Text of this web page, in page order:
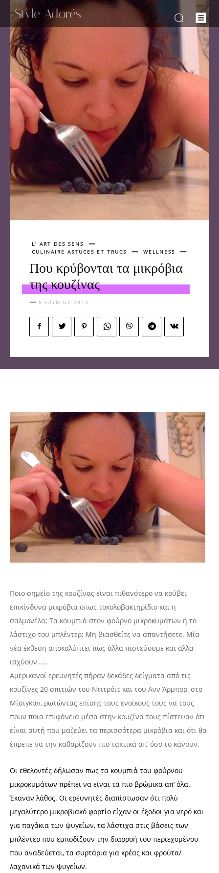
-Style Adorés
L' ART DES SENS
CULINAIRE ASTUCES ET TRUCS
WELLNESS
Που κρύβονται τα μικρόβια
της κουζίνας
5 ΙΟΥΝΊΟΥ 2013
Ποιο σημείο της κουζίνας είναι πιθανότερο να κρύβει
επικίνδυνα μικρόβια όπως τοκολοβακτηρίδιο και η
σαλμονέλα; Τα κουμπιά στον φούρνο μικροκυμάτων ή το
λάστιχο του μπλέντερ; Μη βιασθείτε να απαντήσετε. Μία
νέα έκθεση αποκαλύπτει πως άλλα πιστεύουμε και άλλα
ισχύουν……
Αμερικανοί ερευνητές πήραν δεκάδες δείγματα από τις
κουζίνες 20 σπιτιών του Ντιτρόιτ και του Ανν Άρμπορ, στο
Μίσιγκαν, ρωτώντας επίσης τους ενοίκους τους να τους
πουν ποια επιφάνεια μέσα στην κουζίνα τους πίστευαν ότι
είναι αυτή που μαζεύει τα περισσότερα μικρόβια και ότι θα
έπρεπε να την καθαρίζουν πιο τακτικά απ’ όσο το κάνουν.
Οι εθελοντές δήλωσαν πως τα κουμπιά του φούρνου
μικροκυμάτων πρέπει να είναι τα πιο βρώμικα απ’ όλα.
Έκαναν λάθος. Οι ερευνητές διαπίστωσαν ότι πολύ
μεγαλύτερο μικροβιακό φορτίο είχαν οι έξοδοι για νερό και
για παγάκια των ψυγείων, τα λάστιχα στις βάσεις των
μπλέντερ που εμποδίζουν την διαρροή του περιεχομένου
που αναδεύεται, τα συρτάρια για κρέας και φρούτα/
λαχανικά των ψυγείων.